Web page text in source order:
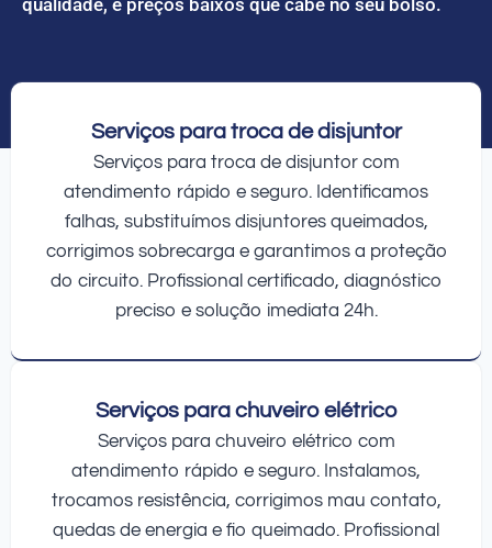
Serviços para troca de disjuntor
Serviços para troca de disjuntor com
atendimento rápido e seguro. Identificamos
falhas, substituímos disjuntores queimados,
corrigimos sobrecarga e garantimos a proteção
do circuito. Profissional certificado, diagnóstico
preciso e solução imediata 24h.
Serviços para chuveiro elétrico
Serviços para chuveiro elétrico com
atendimento rápido e seguro. Instalamos,
trocamos resistência, corrigimos mau contato,
quedas de energia e fio queimado. Profissional